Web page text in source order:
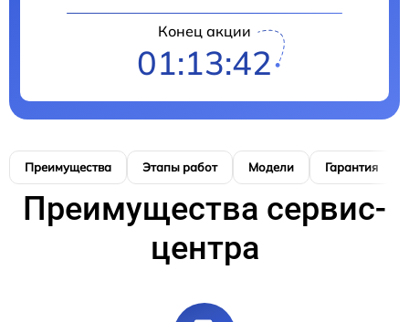
Конец акции
01:13:41
Преимущества Этапы работ Модели Гарантия
Преимущества сервис-
центра